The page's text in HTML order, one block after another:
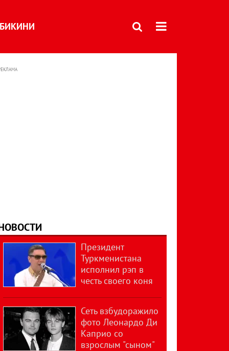
БИКИНИ
Президент
Туркменистана
исполнил рэп в
честь своего коня
Сеть взбудоражило
фото Леонардо Ди
Каприо со
взрослым "сыном"